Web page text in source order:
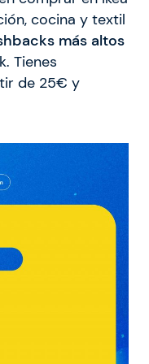
cocina y textil
más altos
Tienes
de 25€ y